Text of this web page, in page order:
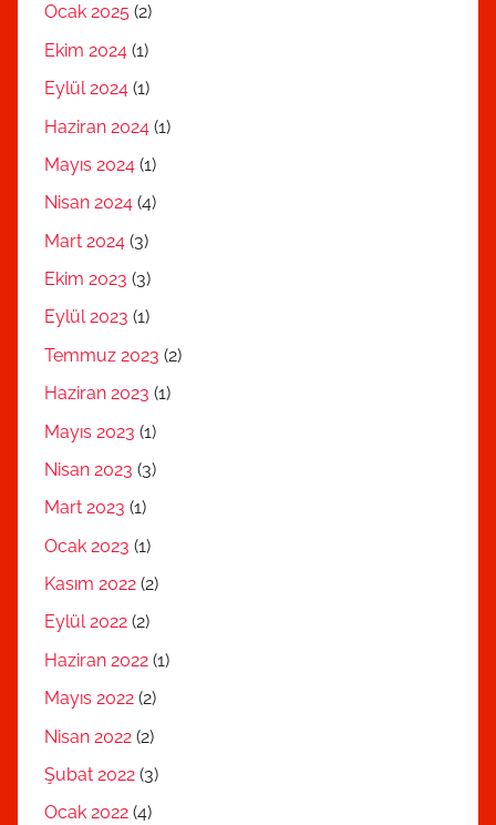
Ocak 2025 (2)
Ekim 2024 (1)
Eylül 2024 (1)
Haziran 2024 (1)
Mayıs 2024 (1)
Nisan 2024 (4)
Mart 2024 (3)
Ekim 2023 (3)
Eylül 2023 (1)
Temmuz 2023 (2)
Haziran 2023 (1)
Mayıs 2023 (1)
Nisan 2023 (3)
Mart 2023 (1)
Ocak 2023 (1)
Kasım 2022 (2)
Eylül 2022 (2)
Haziran 2022 (1)
Mayıs 2022 (2)
Nisan 2022 (2)
Şubat 2022 (3)
Ocak 2022 (4)